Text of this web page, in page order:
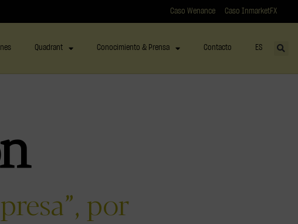
Caso Wenance Caso InmarketFX
Quadrant Conocimiento & Prensa Contacto ES
por